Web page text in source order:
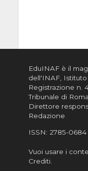
EduINAF è il
dell'INAF,
Registrazione n.
Tribunale di Roma
Direttore
Redazione
ISSN: 2785-0684
Vuoi usare i
Crediti.